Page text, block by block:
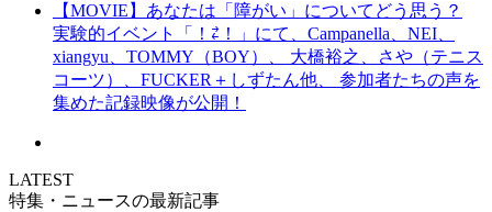
【MOVIE】あなたは「障がい」についてどう思う？
実験的イベント「！⇄！」にて、Campanella、NEI、
xiangyu、TOMMY（BOY）、 大橋裕之、さや（テニス
コーツ）、FUCKER＋しずたん他、 参加者たちの声を
集めた記録映像が公開！
LATEST
特集・ニュースの最新記事